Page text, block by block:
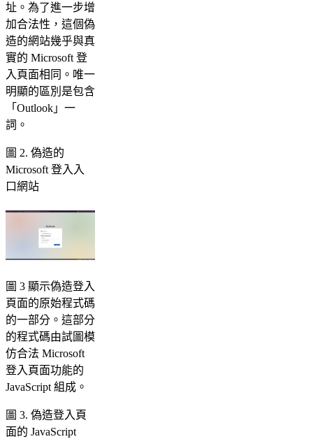
址。為了進一步增
加合法性，這個偽
造的網站幾乎與真
實的 Microsoft 登
入頁面相同。唯一
明顯的區別是包含
「Outlook」一
詞。
圖 2. 偽造的
Microsoft 登入入
口網站
圖 3 顯示偽造登入
頁面的原始程式碼
的一部分。這部分
的程式碼由試圖模
仿合法 Microsoft
登入頁面功能的
JavaScript 組成。
圖 3. 偽造登入頁
面的 JavaScript